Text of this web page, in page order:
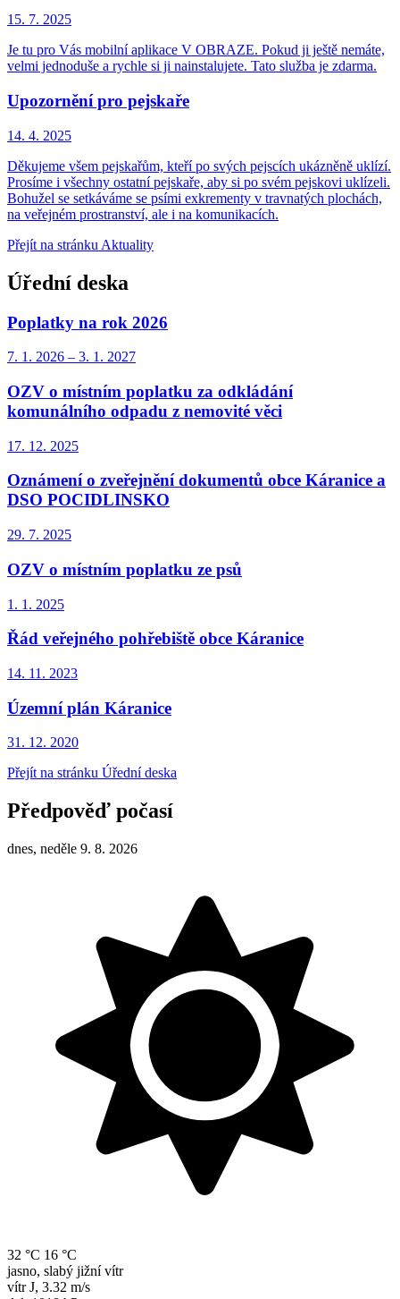
15. 7. 2025
Je tu pro Vás mobilní aplikace V OBRAZE. Pokud ji ještě nemáte,
velmi jednoduše a rychle si ji nainstalujete. Tato služba je zdarma.
Upozornění pro pejskaře
14. 4. 2025
Děkujeme všem pejskařům, kteří po svých pejscích ukázněně uklízí.
Prosíme i všechny ostatní pejskaře, aby si po svém pejskovi uklízeli.
Bohužel se setkáváme se psími exkrementy v travnatých plochách,
na veřejném prostranství, ale i na komunikacích.
Přejít na stránku Aktuality
Úřední deska
Poplatky na rok 2026
7. 1. 2026 – 3. 1. 2027
OZV o místním poplatku za odkládání
komunálního odpadu z nemovité věci
17. 12. 2025
Oznámení o zveřejnění dokumentů obce Káranice a
DSO POCIDLINSKO
29. 7. 2025
OZV o místním poplatku ze psů
1. 1. 2025
Řád veřejného pohřebiště obce Káranice
14. 11. 2023
Územní plán Káranice
31. 12. 2020
Přejít na stránku Úřední deska
Předpověď počasí
dnes, neděle 9. 8. 2026
32 °C 16 °C
jasno, slabý jižní vítr
vítr J, 3.32 m/s